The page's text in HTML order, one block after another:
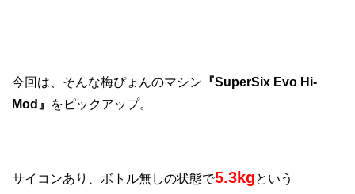
今回は、そんな梅ぴょんのマシン 『SuperSix Evo Hi-
Mod』
をピックアップ。
サイコンあり、ボトル無しの状態で5.3kgという